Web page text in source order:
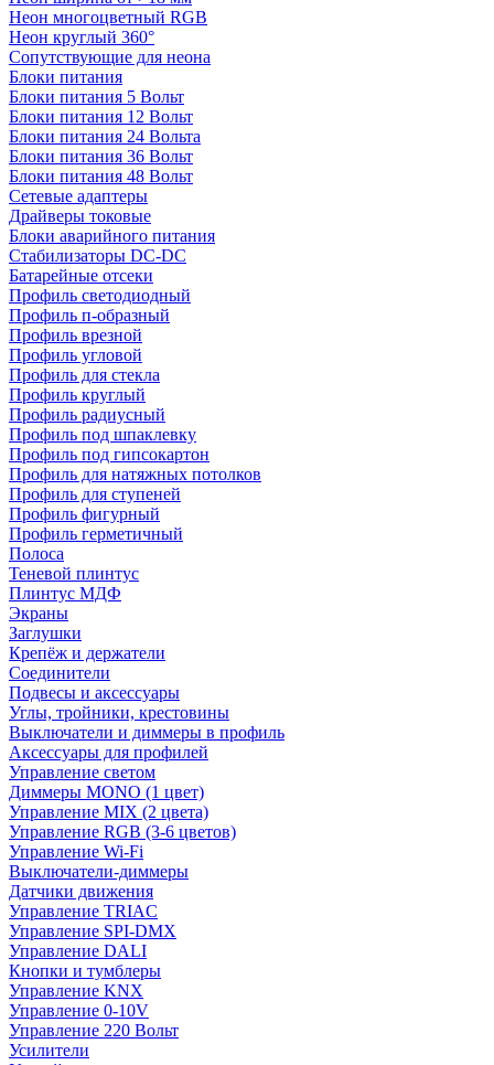
Неон многоцветный RGB
Неон круглый 360°
Сопутствующие для неона
Блоки питания
Блоки питания 5 Вольт
Блоки питания 12 Вольт
Блоки питания 24 Вольта
Блоки питания 36 Вольт
Блоки питания 48 Вольт
Сетевые адаптеры
Драйверы токовые
Блоки аварийного питания
Стабилизаторы DC-DC
Батарейные отсеки
Профиль светодиодный
Профиль п-образный
Профиль врезной
Профиль угловой
Профиль для стекла
Профиль круглый
Профиль радиусный
Профиль под шпаклевку
Профиль под гипсокартон
Профиль для натяжных потолков
Профиль для ступеней
Профиль фигурный
Профиль герметичный
Полоса
Теневой плинтус
Плинтус МДФ
Экраны
Заглушки
Крепёж и держатели
Соединители
Подвесы и аксессуары
Углы, тройники, крестовины
Выключатели и диммеры в профиль
Аксессуары для профилей
Управление светом
Диммеры MONO (1 цвет)
Управление MIX (2 цвета)
Управление RGB (3-6 цветов)
Управление Wi-Fi
Выключатели-диммеры
Датчики движения
Управление TRIAC
Управление SPI-DMX
Управление DALI
Кнопки и тумблеры
Управление KNX
Управление 0-10V
Управление 220 Вольт
Усилители